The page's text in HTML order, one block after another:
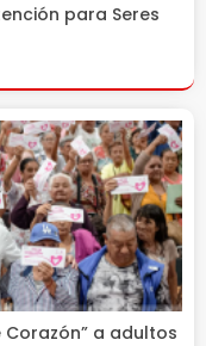
para Seres
Corazón” a adultos